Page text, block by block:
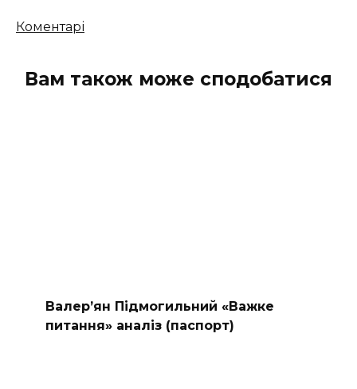
Кількість
Коментарі
Вам також може сподобатися
Валер’ян Підмогильний «Важке
питання» аналіз (паспорт)